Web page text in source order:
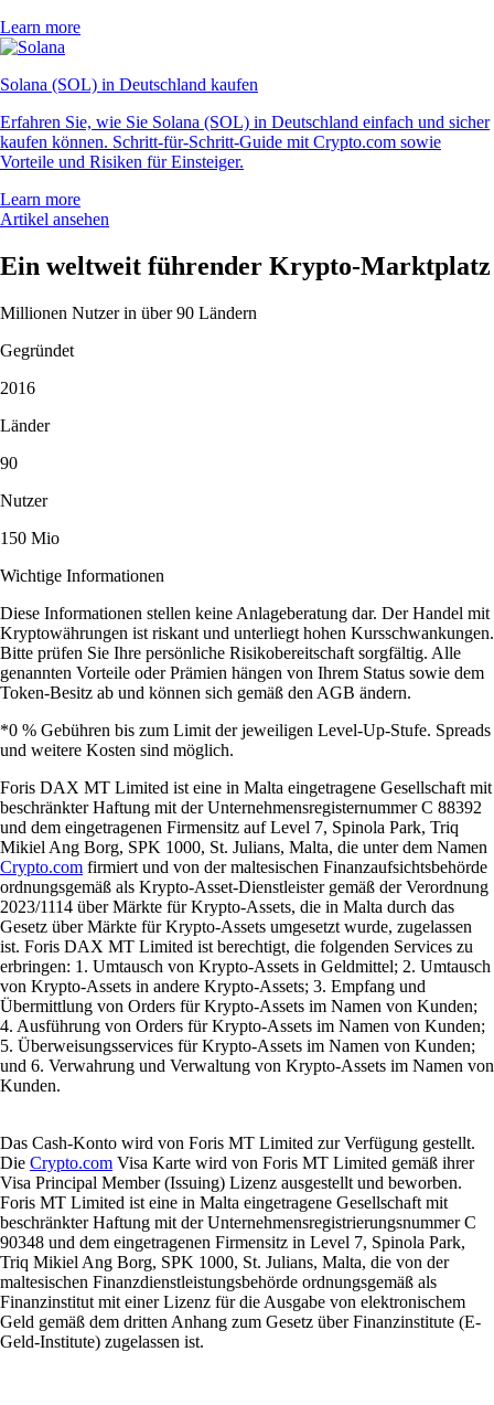
Learn more
Solana (SOL) in Deutschland kaufen
Erfahren Sie, wie Sie Solana (SOL) in Deutschland einfach und sicher
kaufen können. Schritt-für-Schritt-Guide mit Crypto.com sowie
Vorteile und Risiken für Einsteiger.
Learn more
Artikel ansehen
Ein weltweit führender Krypto-Marktplatz
Millionen Nutzer in über 90 Ländern
Gegründet
2016
Länder
90
Nutzer
150 Mio
Wichtige Informationen
Diese Informationen stellen keine Anlageberatung dar. Der Handel mit
Kryptowährungen ist riskant und unterliegt hohen Kursschwankungen.
Bitte prüfen Sie Ihre persönliche Risikobereitschaft sorgfältig. Alle
genannten Vorteile oder Prämien hängen von Ihrem Status sowie dem
Token-Besitz ab und können sich gemäß den AGB ändern.
*0 % Gebühren bis zum Limit der jeweiligen Level-Up-Stufe. Spreads
und weitere Kosten sind möglich.
Foris DAX MT Limited ist eine in Malta eingetragene Gesellschaft mit
beschränkter Haftung mit der Unternehmensregisternummer C 88392
und dem eingetragenen Firmensitz auf Level 7, Spinola Park, Triq
Mikiel Ang Borg, SPK 1000, St. Julians, Malta, die unter dem Namen
Crypto.com firmiert und von der maltesischen Finanzaufsichtsbehörde
ordnungsgemäß als Krypto-Asset-Dienstleister gemäß der Verordnung
2023/1114 über Märkte für Krypto-Assets, die in Malta durch das
Gesetz über Märkte für Krypto-Assets umgesetzt wurde, zugelassen
ist. Foris DAX MT Limited ist berechtigt, die folgenden Services zu
erbringen: 1. Umtausch von Krypto-Assets in Geldmittel; 2. Umtausch
von Krypto-Assets in andere Krypto-Assets; 3. Empfang und
Übermittlung von Orders für Krypto-Assets im Namen von Kunden;
4. Ausführung von Orders für Krypto-Assets im Namen von Kunden;
5. Überweisungsservices für Krypto-Assets im Namen von Kunden;
und 6. Verwahrung und Verwaltung von Krypto-Assets im Namen von
Kunden.
Das Cash-Konto wird von Foris MT Limited zur Verfügung gestellt.
Die Crypto.com Visa Karte wird von Foris MT Limited gemäß ihrer
Visa Principal Member (Issuing) Lizenz ausgestellt und beworben.
Foris MT Limited ist eine in Malta eingetragene Gesellschaft mit
beschränkter Haftung mit der Unternehmensregistrierungsnummer C
90348 und dem eingetragenen Firmensitz in Level 7, Spinola Park,
Triq Mikiel Ang Borg, SPK 1000, St. Julians, Malta, die von der
maltesischen Finanzdienstleistungsbehörde ordnungsgemäß als
Finanzinstitut mit einer Lizenz für die Ausgabe von elektronischem
Geld gemäß dem dritten Anhang zum Gesetz über Finanzinstitute (E-
Geld-Institute) zugelassen ist.